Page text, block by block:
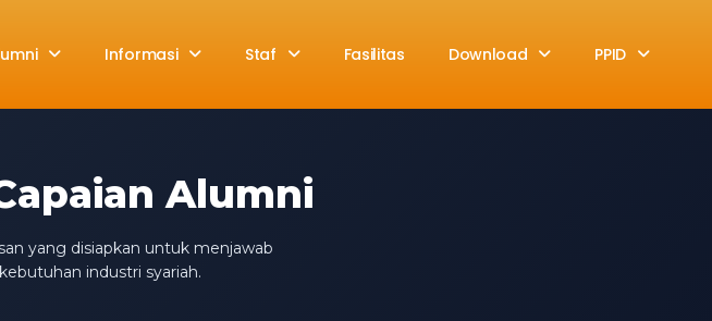
Informasi Staf Fasilitas Download PPID
Alumni
yang disiapkan untuk menjawab
industri syariah.